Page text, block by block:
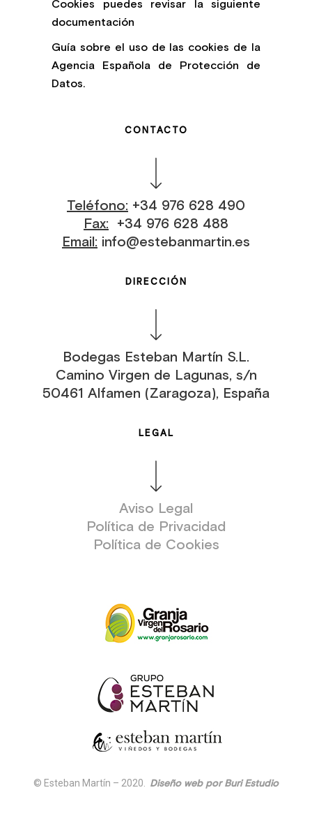
Cookies puedes revisar la siguiente
documentación
Guía sobre el uso de las cookies de la
Agencia Española de Protección de
Datos.
CONTACTO
Teléfono: +34 976 628 490
Fax: +34 976 628 488
Email: info@estebanmartin.es
DIRECCIÓN
Bodegas Esteban Martín S.L.
Camino Virgen de Lagunas, s/n
50461 Alfamen (Zaragoza), España
LEGAL
Aviso Legal
Política de Privacidad
Política de Cookies
© Esteban Martín – 2020. Diseño web por Buri Estudio